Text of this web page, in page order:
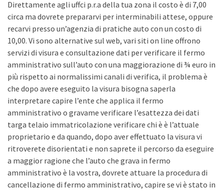
Direttamente agli uffci p.r.a della tua zona il costo è di 7,00
circa ma dovrete prepararvi per interminabili attese, oppure
recarvi presso un’agenzia di pratiche auto con un costo di
10,00. Vi sono alternative sul web, vari siti on line offrono
servizi di visura e consultazione dati per verificare il fermo
amministrativo sull’auto con una maggiorazione di ¾ euro in
più rispetto ai normalissimi canali di verifica, il problema è
che dopo avere eseguito la visura bisogna saperla
interpretare capire l’ente che applica il fermo
amministrativo o gravame verificare l’esattezza dei dati
targa telaio immatricolazione verificare chi è è l’attuale
proprietario e da quando, dopo aver effettuato la visura vi
ritroverete disorientati e non saprete il percorso da eseguire
a maggior ragione che l’auto che grava in fermo
amministrativo è la vostra, dovrete attuare la procedura di
cancellazione di fermo amministrativo, capire se vi è stato in